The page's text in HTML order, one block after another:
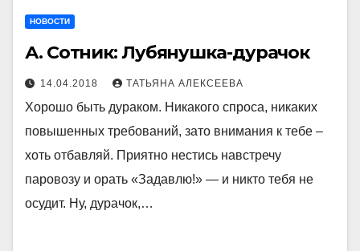
НОВОСТИ
А. Сотник: Лубянушка-дурачок
14.04.2018 ТАТЬЯНА АЛЕКСЕЕВА
Хорошо быть дураком. Никакого спроса, никаких
повышенных требований, зато внимания к тебе –
хоть отбавляй. Приятно нестись навстречу
паровозу и орать «Задавлю!» — и никто тебя не
осудит. Ну, дурачок,…